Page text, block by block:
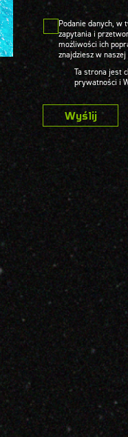
Podanie danych, w
zapytania i
możliwości ich
znajdziesz w
Ta strona jest
prywatności i